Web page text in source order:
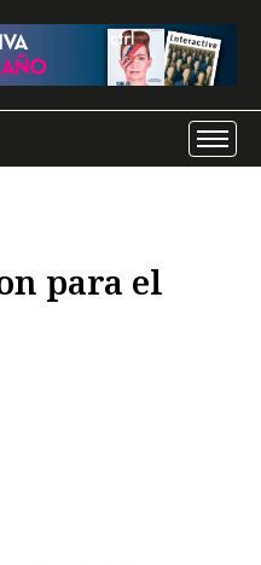
para el